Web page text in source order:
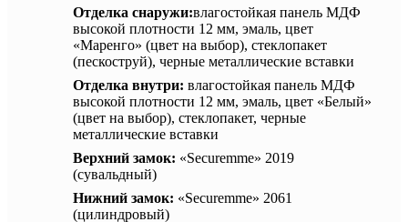
Отделка снаружи:влагостойкая панель МДФ
высокой плотности 12 мм, эмаль, цвет
«Маренго» (цвет на выбор), стеклопакет
(пескоструй), черные металлические вставки
Отделка внутри: влагостойкая панель МДФ
высокой плотности 12 мм, эмаль, цвет «Белый»
(цвет на выбор), стеклопакет, черные
металлические вставки
Верхний замок: «Securemme» 2019
(сувальдный)
Нижний замок: «Securemme» 2061
(цилиндровый)